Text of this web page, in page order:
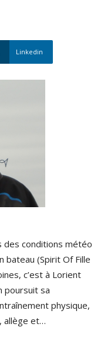
Linkedin
des conditions météo
bateau (Spirit Of Fille
c’est à Lorient
poursuit sa
physique,
allège et…